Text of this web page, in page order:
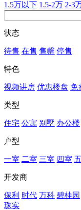
1.5万以下 1.5-2万 2-3
状态
待售 在售 售罄 停售
特色
视频讲房 优惠楼盘 免
类型
住宅 公寓 别墅 办公楼
户型
一室 二室 三室 四室
开发商
保利 时代 万科 碧桂园
珠实